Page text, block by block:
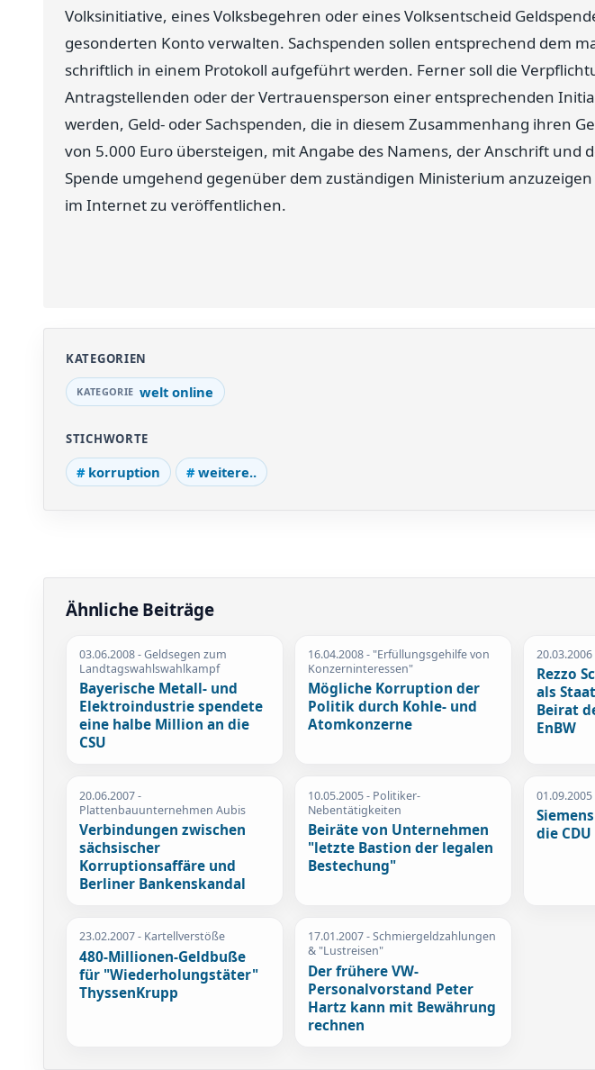
Volksinitiative, eines Volksbegehren oder eines Volksentscheid
gesonderten Konto verwalten. Sachspenden sollen entsprechend dem
schriftlich in einem Protokoll aufgeführt werden. Ferner soll die
Antragstellenden oder der Vertrauensperson einer entsprechenden
werden, Geld- oder Sachspenden, die in diesem Zusammenhang ihren
von 5.000 Euro übersteigen, mit Angabe des Namens, der Anschrift und
Spende umgehend gegenüber dem zuständigen Ministerium
im Internet zu veröffentlichen.
KATEGORIEN
welt online
STICHWORTE
korruption weitere..
Ähnliche Beiträge
03.06.2008- Geldsegen zum
Landtagswahlswahlkampf
Bayerische Metall- und
Elektroindustrie spendete
eine halbe Million an die
CSU
16.04.2008- "Erfüllungsgehilfe von
Konzerninteressen"
Mögliche Korruption der
Politik durch Kohle- und
Atomkonzerne
20.03.2006
Rezzo
als
Beirat
EnBW
20.06.2007-
Plattenbauunternehmen Aubis
Verbindungen zwischen
sächsischer
Korruptionsaffäre und
Berliner Bankenskandal
10.05.2005- Politiker-
Nebentätigkeiten
Beiräte von Unternehmen
"letzte Bastion der legalen
Bestechung"
01.09.2005
die
23.02.2007- Kartellverstöße
480-Millionen-Geldbuße
für "Wiederholungstäter"
ThyssenKrupp
17.01.2007- Schmiergeldzahlungen
& "Lustreisen"
Der frühere VW-
Personalvorstand Peter
Hartz kann mit Bewährung
rechnen